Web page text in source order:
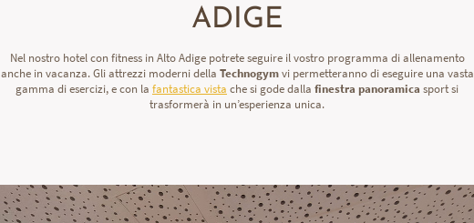
ADIGE
Nel nostro hotel con fitness in Alto Adige potrete seguire il vostro programma di allenamento
anche in vacanza. Gli attrezzi moderni della Technogymvi permetteranno di eseguire una vasta
gamma di esercizi, e con la fantastica vista che si gode dalla finestra panoramica sport si
trasformerà in un’esperienza unica.